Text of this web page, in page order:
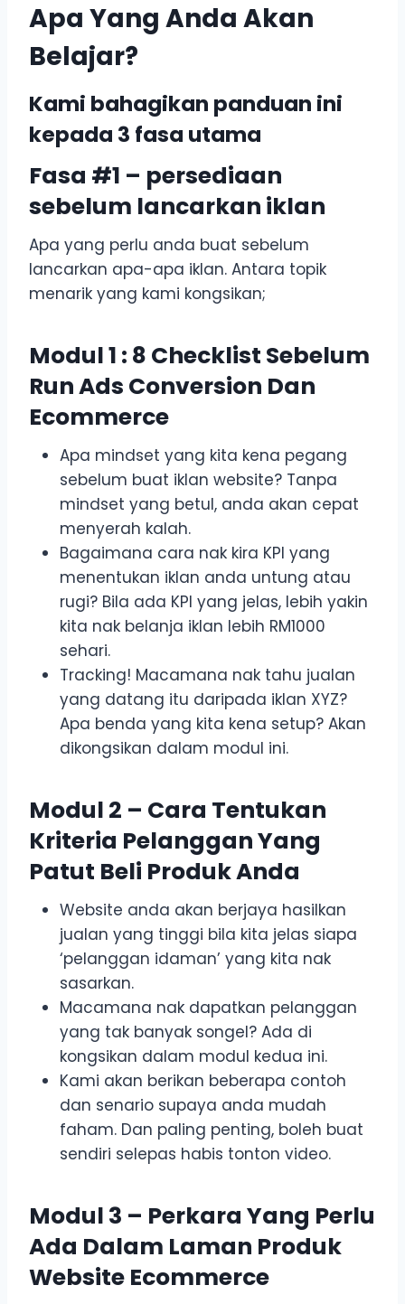
Apa Yang Anda Akan
Belajar?
Kami bahagikan panduan ini
kepada 3 fasa utama
Fasa #1 – persediaan
sebelum lancarkan iklan
Apa yang perlu anda buat sebelum
lancarkan apa-apa iklan. Antara topik
menarik yang kami kongsikan;
Modul 1 : 8 Checklist Sebelum
Run Ads Conversion Dan
Ecommerce
Apa mindset yang kita kena pegang
sebelum buat iklan website? Tanpa
mindset yang betul, anda akan cepat
menyerah kalah.
Bagaimana cara nak kira KPI yang
menentukan iklan anda untung atau
rugi? Bila ada KPI yang jelas, lebih yakin
kita nak belanja iklan lebih RM1000
sehari.
Tracking! Macamana nak tahu jualan
yang datang itu daripada iklan XYZ?
Apa benda yang kita kena setup? Akan
dikongsikan dalam modul ini.
Modul 2 – Cara Tentukan
Kriteria Pelanggan Yang
Patut Beli Produk Anda
Website anda akan berjaya hasilkan
jualan yang tinggi bila kita jelas siapa
‘pelanggan idaman’ yang kita nak
sasarkan.
Macamana nak dapatkan pelanggan
yang tak banyak songel? Ada di
kongsikan dalam modul kedua ini.
Kami akan berikan beberapa contoh
dan senario supaya anda mudah
faham. Dan paling penting, boleh buat
sendiri selepas habis tonton video.
Modul 3 – Perkara Yang Perlu
Ada Dalam Laman Produk
Website Ecommerce